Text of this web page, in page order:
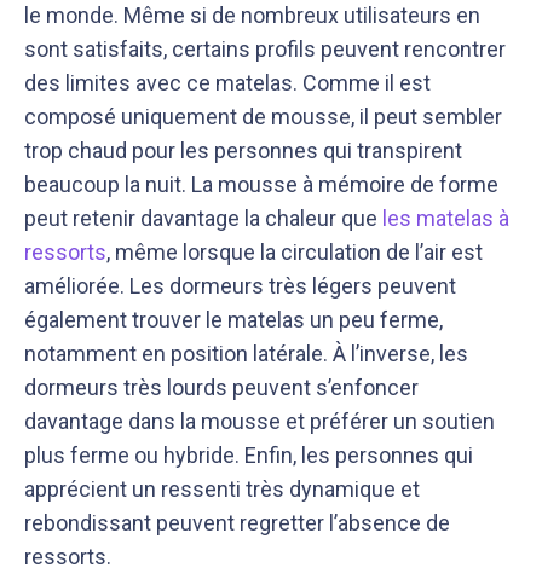
le monde. Même si de nombreux utilisateurs en
sont satisfaits, certains profils peuvent rencontrer
des limites avec ce matelas. Comme il est
composé uniquement de mousse, il peut sembler
trop chaud pour les personnes qui transpirent
beaucoup la nuit. La mousse à mémoire de forme
peut retenir davantage la chaleur que les matelas à
ressorts, même lorsque la circulation de l’air est
améliorée. Les dormeurs très légers peuvent
également trouver le matelas un peu ferme,
notamment en position latérale. À l’inverse, les
dormeurs très lourds peuvent s’enfoncer
davantage dans la mousse et préférer un soutien
plus ferme ou hybride. Enfin, les personnes qui
apprécient un ressenti très dynamique et
rebondissant peuvent regretter l’absence de
ressorts.